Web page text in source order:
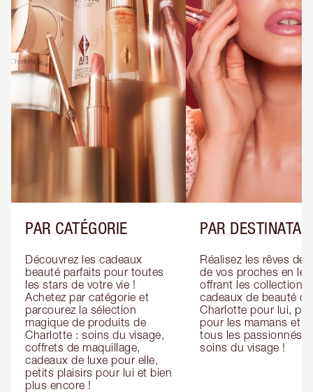
PAR CATÉGORIE
Découvrez les cadeaux
beauté parfaits pour toutes
les stars de votre vie !
Achetez par catégorie et
parcourez la sélection
magique de produits de
Charlotte : soins du visage,
coffrets de maquillage,
cadeaux de luxe pour elle,
petits plaisirs pour lui et bien
plus encore !
PAR
Réalisez les rêves de
de vos proches en
offrant les collections
cadeaux de beauté de
Charlotte pour lui,
pour les mamans et
tous les passionnés
soins du visage !